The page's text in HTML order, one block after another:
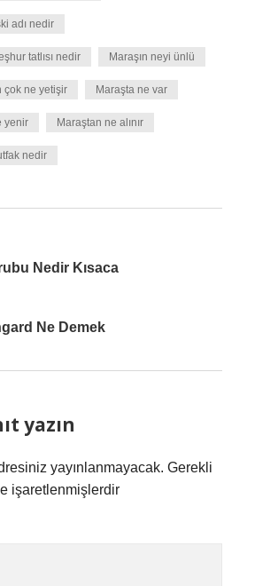
adı nedir
tatlısı nedir Maraşın neyi ünlü
çok ne yetişir Maraşta ne var
yenir Maraştan ne alınır
nedir
Nedir Kısaca
Ne Demek
yazın
yayınlanmayacak. Gerekli
işaretlenmişlerdir